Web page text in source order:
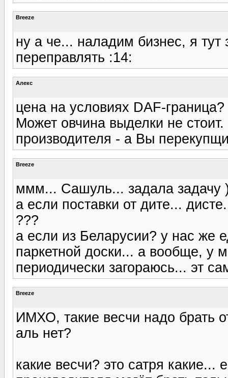
Breeze
ну а че... наладим бизнес, я тут
переправлять :14:
Алекс
цена на условиях DAF-
Может овчина выделки не
производителя - а Вы
Breeze
ммм... Сашуль... задала задачу
а если поставки от дите...
???
а если из Беларусии? у нас же
паркетной доски... а вообще, у
периодически загораюсь... эт
Breeze
ИМХО, такие весчи надо брать
аль нет?
какие весчи? это сатря какие...